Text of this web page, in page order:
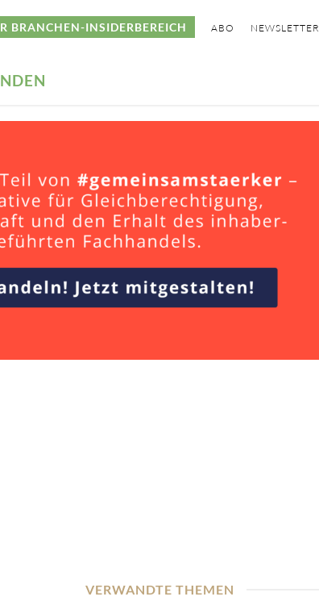
BRANCHEN-INSIDERBEREICH ABO NEWSLETTER
VERWANDTE THEMEN